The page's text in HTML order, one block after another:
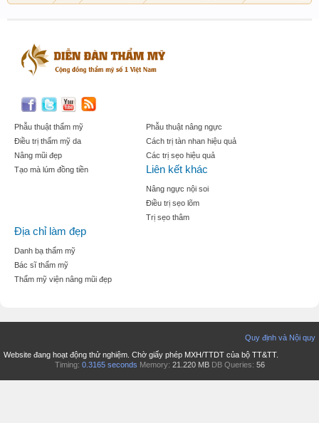
Phẫu thuật thẩm mỹ
Điều trị thẩm mỹ da
Nâng mũi đẹp
Tạo mà lúm đồng tiền
Phẫu thuật nâng ngực
Cách trị tàn nhan hiệu quả
Các trị sẹo hiệu quả
Liên kết khác
Nâng ngực nội soi
Điều trị sẹo lõm
Trị sẹo thâm
Địa chỉ làm đẹp
Danh bạ thẩm mỹ
Bác sĩ thẩm mỹ
Thẩm mỹ viện nâng mũi đẹp
Quy định và Nội quy
Website đang hoạt động thử nghiệm. Chờ giấy phép MXH/TTDT của bộ TT&TT.
Timing: 0.3165 seconds Memory: 21.220 MB DB Queries: 56